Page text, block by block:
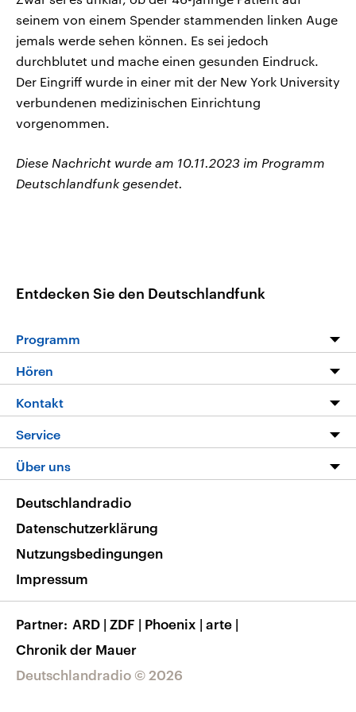
seinem von einem Spender stammenden linken Auge
jemals werde sehen können. Es sei jedoch
durchblutet und mache einen gesunden Eindruck.
Der Eingriff wurde in einer mit der New York University
verbundenen medizinischen Einrichtung
vorgenommen.
Diese Nachricht wurde am 10.11.2023 im Programm
Deutschlandfunk gesendet.
Entdecken Sie den Deutschlandfunk
Programm
Programm
Die Nachrichten
Nachrichtenleicht
Neue Beiträge auf dlf.de
Hören
Livestream
Podcasts
Deutschlandfunk App
Nachrichten App
Frequenzen
Kontakt
Hörerservice
Service
FAQ
Veranstaltungen
Musikliste
RSS
Über uns
Barrierefreiheit
Deutschlandradio © 2026
Deutschlandradio
Datenschutzerklärung
Nutzungsbedingungen
Impressum
Partner ARD | ZDF | Phoenix | arte |
Chronik der Mauer